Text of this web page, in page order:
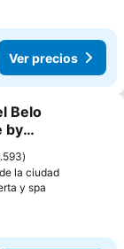
Ver precios
Belo
by
la ciudad
y spa